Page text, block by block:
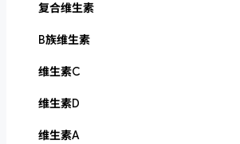
复合维生素
B族维生素
维生素C
维生素D
维生素A